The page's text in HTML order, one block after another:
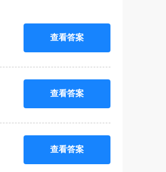
查看答案
查看答案
查看答案